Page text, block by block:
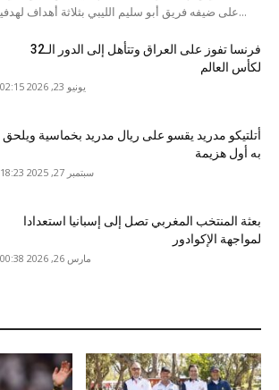
على ضيفه فريق أبو سليم الليبي بثلاثة أهداف لهدفين، في مباراة إياب ربع...
فرنسا تفوز على العراق وتتأهل إلى الدور الـ32
لكأس العالم
يونيو 23, 2026 02:15
أتلتيكو مدريد يقسو على ريال مدريد بخماسية ويلحق
به أول هزيمة
سبتمبر 27, 2025 18:23
بعثة المنتخب المغربي تصل إلى إسبانيا استعدادا
لمواجهة الإكوادور
مارس 26, 2026 00:38